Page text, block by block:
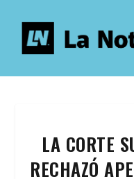
LA CORTE
RECHAZÓ